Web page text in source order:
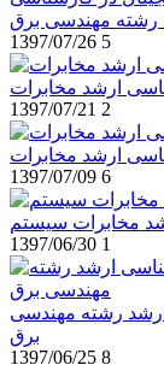
رشته مهندسی برق
1397/07/26 5
ارشد مخابرات
1397/07/21 2
ارشد مخابرات
1397/07/09 6
مخابرات سیستم
1397/06/30 1
ارشد رشته مهندسی
برق
1397/06/25 8